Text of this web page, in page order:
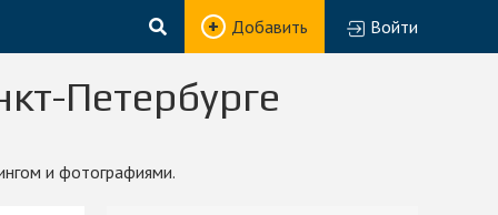
Добавить Войти
Петербурге
и фотографиями.